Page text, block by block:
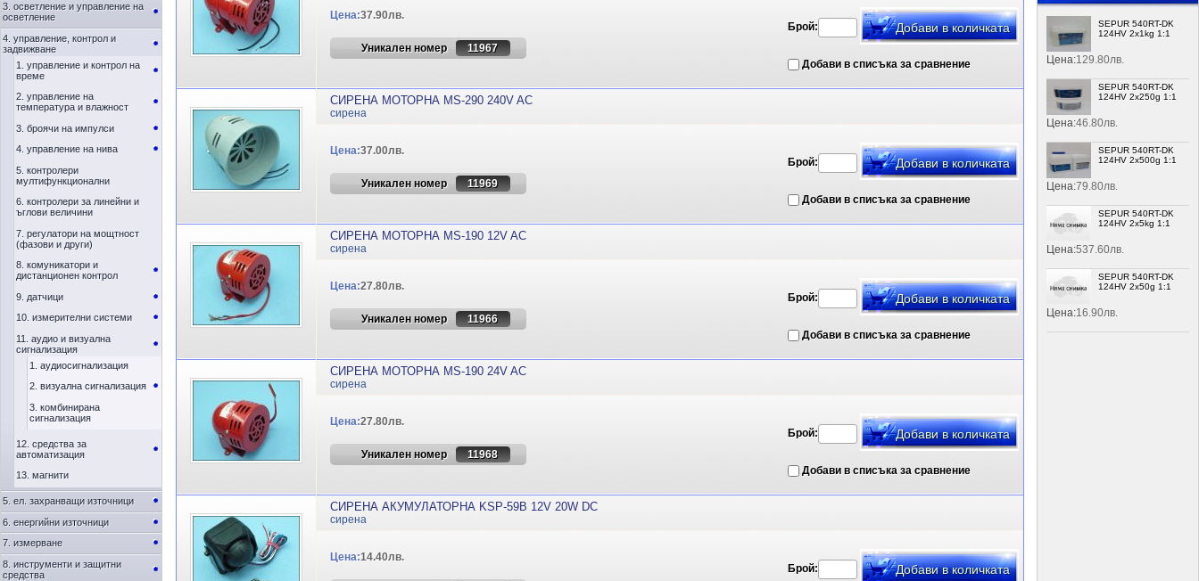
3. осветление и управление на
осветление
4. управление, контрол и
задвижване
1. управление и контрол на
време
2. управление на
температура и влажност
3. броячи на импулси
4. управление на нива
5. контролери
мултифункционални
6. контролери за линейни и
ъглови величини
7. регулатори на мощтност
(фазови и други)
8. комуникатори и
дистанционен контрол
9. датчици
10. измерителни системи
11. аудио и визуална
сигнализация
1. аудиосигнализация
2. визуална сигнализация
3. комбинирана
сигнализация
12. средства за
автоматизация
13. магнити
5. ел. захранващи източници
6. енергийни източници
7. измерване
8. инструменти и защитни
средства
Брой:
Добави в списъка за сравнение
Цена:37.90лв.
Уникален номер 11967
СИРЕНА МОТОРНА MS-290 240V AC
сирена
Брой:
Добави в списъка за сравнение
Цена:37.00лв.
Уникален номер 11969
СИРЕНА МОТОРНА MS-190 12V AC
сирена
Брой:
Добави в списъка за сравнение
Цена:27.80лв.
Уникален номер 11966
СИРЕНА МОТОРНА MS-190 24V AC
сирена
Брой:
Добави в списъка за сравнение
Цена:27.80лв.
Уникален номер 11968
СИРЕНА АКУМУЛАТОРНА KSP-59B 12V 20W DC
сирена
Брой:
Цена:14.40лв.
SEPUR 540RT-DK
124HV 2x1kg 1:1
Цена:129.80лв.
SEPUR 540RT-DK
124HV 2x250g 1:1
Цена:46.80лв.
SEPUR 540RT-DK
124HV 2x500g 1:1
Цена:79.80лв.
SEPUR 540RT-DK
124HV 2x5kg 1:1
Цена:537.60лв.
SEPUR 540RT-DK
124HV 2x50g 1:1
Цена:16.90лв.